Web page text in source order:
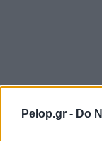
Pelop.gr - Do
Μήλο,